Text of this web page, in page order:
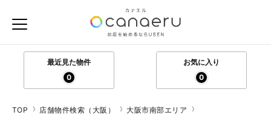
最近見た物件
0
お気に入り
0
TOP 店舗物件検索（大阪）
大阪市南部エリア